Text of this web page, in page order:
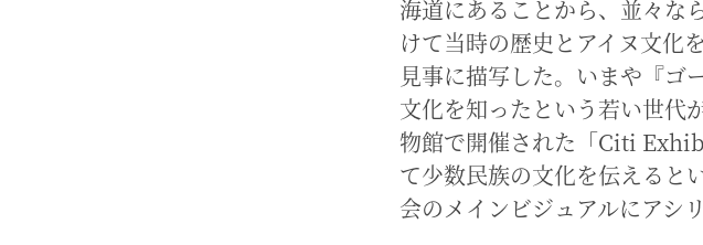
海道にあることから、並々な
けて当時の歴史とアイヌ文化
見事に描写した。いまや『ゴ
文化を知ったという若い世代
物館で開催された「Citi
て少数民族の文化を伝えると
会のメインビジュアルにアシ